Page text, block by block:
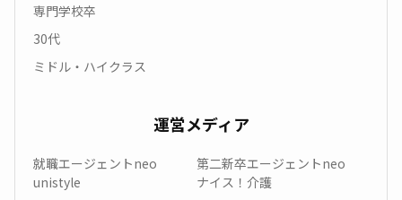
専門学校卒
30代
ミドル・ハイクラス
運営メディア
就職エージェントneo
第二新卒エージェントneo
unistyle
ナイス！介護